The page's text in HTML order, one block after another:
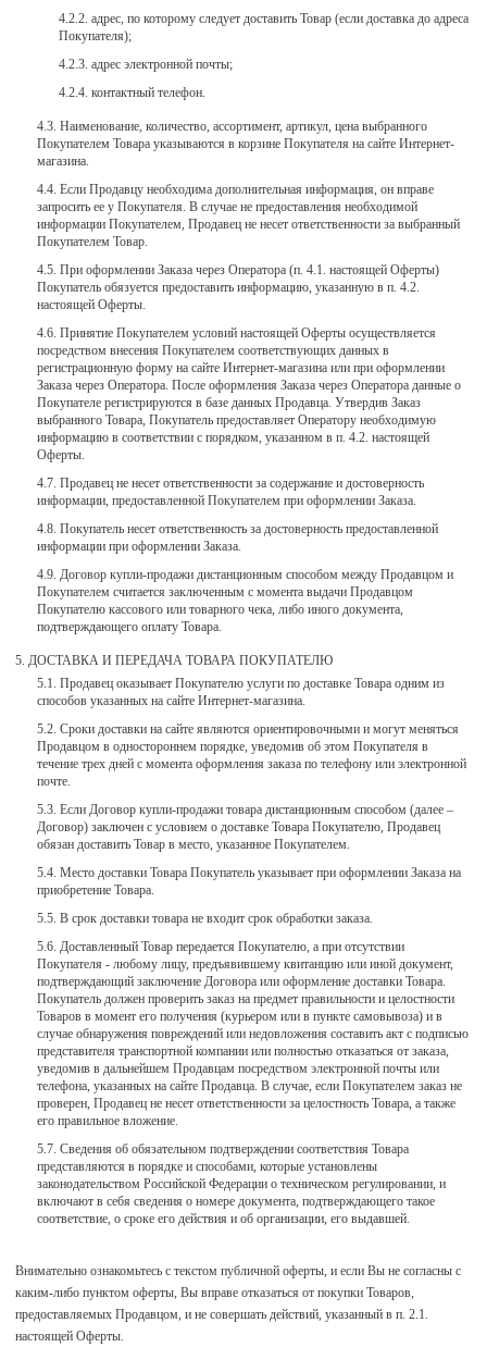
адрес, по которому следует доставить Товар (если доставка до адреса
Покупателя);
адрес электронной почты;
контактный телефон.
Наименование, количество, ассортимент, артикул, цена выбранного
Покупателем Товара указываются в корзине Покупателя на сайте Интернет-
магазина.
Если Продавцу необходима дополнительная информация, он вправе
запросить ее у Покупателя. В случае не предоставления необходимой
информации Покупателем, Продавец не несет ответственности за выбранный
Покупателем Товар.
При оформлении Заказа через Оператора (п. 4.1. настоящей Оферты)
Покупатель обязуется предоставить информацию, указанную в п. 4.2.
настоящей Оферты.
Принятие Покупателем условий настоящей Оферты осуществляется
посредством внесения Покупателем соответствующих данных в
регистрационную форму на сайте Интернет-магазина или при оформлении
Заказа через Оператора. После оформления Заказа через Оператора данные о
Покупателе регистрируются в базе данных Продавца. Утвердив Заказ
выбранного Товара, Покупатель предоставляет Оператору необходимую
информацию в соответствии с порядком, указанном в п. 4.2. настоящей
Оферты.
Продавец не несет ответственности за содержание и достоверность
информации, предоставленной Покупателем при оформлении Заказа.
Покупатель несет ответственность за достоверность предоставленной
информации при оформлении Заказа.
Договор купли-продажи дистанционным способом между Продавцом и
Покупателем считается заключенным с момента выдачи Продавцом
Покупателю кассового или товарного чека, либо иного документа,
подтверждающего оплату Товара.
ДОСТАВКА И ПЕРЕДАЧА ТОВАРА ПОКУПАТЕЛЮ
Продавец оказывает Покупателю услуги по доставке Товара одним из
способов указанных на сайте Интернет-магазина.
Сроки доставки на сайте являются ориентировочными и могут меняться
Продавцом в одностороннем порядке, уведомив об этом Покупателя в
течение трех дней с момента оформления заказа по телефону или электронной
почте.
Если Договор купли-продажи товара дистанционным способом (далее –
Договор) заключен с условием о доставке Товара Покупателю, Продавец
обязан доставить Товар в место, указанное Покупателем.
Место доставки Товара Покупатель указывает при оформлении Заказа на
приобретение Товара.
В срок доставки товара не входит срок обработки заказа.
Доставленный Товар передается Покупателю, а при отсутствии
Покупателя - любому лицу, предъявившему квитанцию или иной документ,
подтверждающий заключение Договора или оформление доставки Товара.
Покупатель должен проверить заказ на предмет правильности и целостности
Товаров в момент его получения (курьером или в пункте самовывоза) и в
случае обнаружения повреждений или недовложения составить акт с подписью
представителя транспортной компании или полностью отказаться от заказа,
уведомив в дальнейшем Продавцам посредством электронной почты или
телефона, указанных на сайте Продавца. В случае, если Покупателем заказ не
проверен, Продавец не несет ответственности за целостность Товара, а также
его правильное вложение.
Сведения об обязательном подтверждении соответствия Товара
представляются в порядке и способами, которые установлены
законодательством Российской Федерации о техническом регулировании, и
включают в себя сведения о номере документа, подтверждающего такое
соответствие, о сроке его действия и об организации, его выдавшей.
Внимательно ознакомьтесь с текстом публичной оферты, и если Вы не согласны с
каким-либо пунктом оферты, Вы вправе отказаться от покупки Товаров,
предоставляемых Продавцом, и не совершать действий, указанный в п. 2.1.
настоящей Оферты.